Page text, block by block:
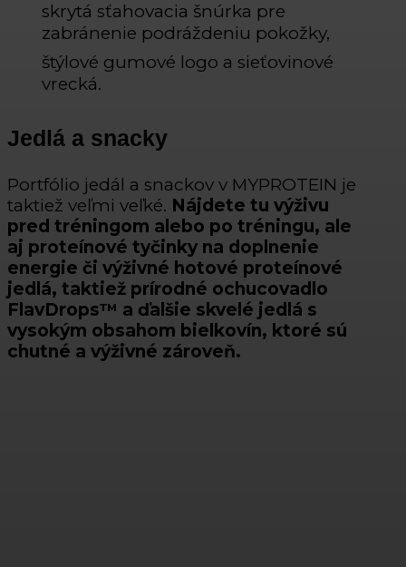
skrytá sťahovacia šnúrka pre
zabránenie podráždeniu pokožky,
štýlové gumové logo a sieťovinové
vrecká.
Jedlá a snacky
Portfólio jedál a snackov v MYPROTEIN je
taktiež veľmi veľké. Nájdete tu výživu
pred tréningom alebo po tréningu, ale
aj proteínové tyčinky na doplnenie
energie či výživné hotové proteínové
jedlá, taktiež prírodné ochucovadlo
FlavDrops™ a ďalšie skvelé jedlá s
vysokým obsahom bielkovín, ktoré sú
chutné a výživné zároveň.